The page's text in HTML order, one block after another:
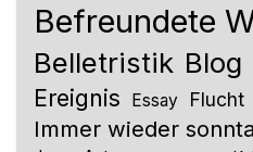
Befreundete
Belletristik Blog
Ereignis Essay Flucht
Immer wieder